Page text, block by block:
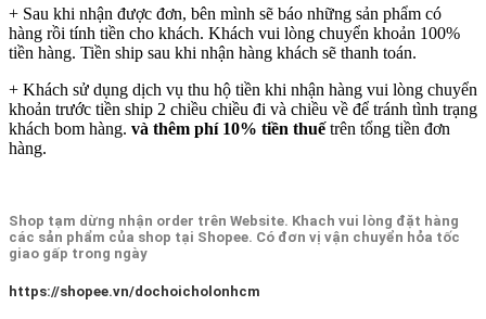
+ Sau khi nhận được đơn, bên mình sẽ báo những sản phẩm có
hàng rồi tính tiền cho khách. Khách vui lòng chuyển khoản 100%
tiền hàng. Tiền ship sau khi nhận hàng khách sẽ thanh toán.
+ Khách sử dụng dịch vụ thu hộ tiền khi nhận hàng vui lòng chuyển
khoản trước tiền ship 2 chiều chiều đi và chiều về để tránh tình trạng
khách bom hàng. và thêm phí 10% tiền thuếtrên tổng tiền đơn
hàng.
Shop tạm dừng nhận order trên Website. Khach vui lòng đặt hàng
các sản phẩm của shop tại Shopee. Có đơn vị vận chuyển hỏa tốc
giao gấp trong ngày
https://shopee.vn/dochoicholonhcm